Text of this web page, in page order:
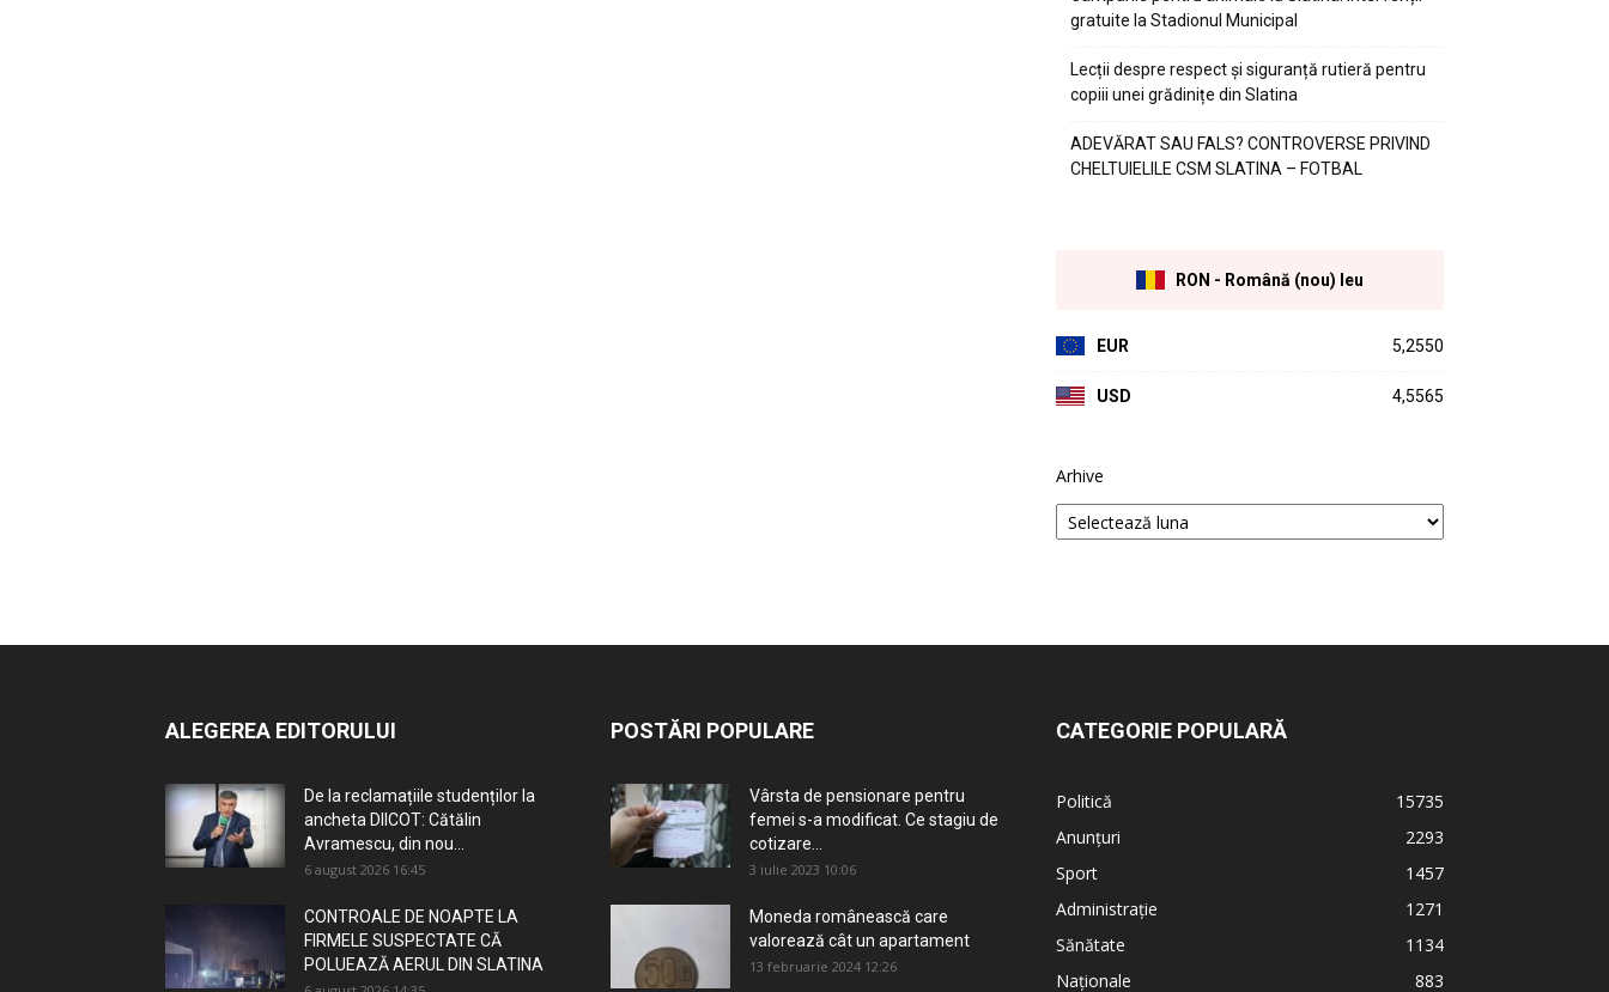
gratuite la Stadionul Municipal
Lecții despre respect și siguranță rutieră pentru
copiii unei grădinițe din Slatina
ADEVĂRAT SAU FALS? CONTROVERSE PRIVIND
CHELTUIELILE CSM SLATINA – FOTBAL
RON - Română (nou) leu
EUR 5,2550
USD 4,5565
Arhive
ALEGEREA EDITORULUI
De la reclamațiile studenților la
ancheta DIICOT: Cătălin
Avramescu, din nou...
6 august 2026 16:45
CONTROALE DE NOAPTE LA
FIRMELE SUSPECTATE CĂ
POLUEAZĂ AERUL DIN SLATINA
POSTĂRI POPULARE
Vârsta de pensionare pentru
femei s-a modificat. Ce stagiu de
cotizare...
3 iulie 2023 10:06
Moneda românească care
valorează cât un apartament
13 februarie 2024 12:26
CATEGORIE POPULARĂ
Politică
15735
Anunțuri
2293
Sport
1457
Administrație
1271
Sănătate
1134
Naționale
883